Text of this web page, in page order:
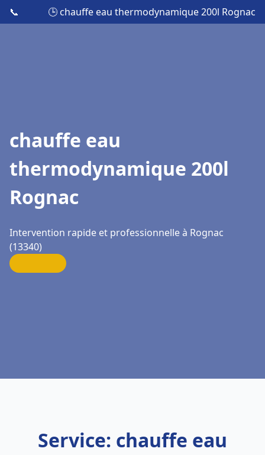
📞 🕒 chauffe eau thermodynamique 200l Rognac
chauffe eau
thermodynamique 200l
Rognac
Intervention rapide et professionnelle à Rognac
(13340)
Service: chauffe eau